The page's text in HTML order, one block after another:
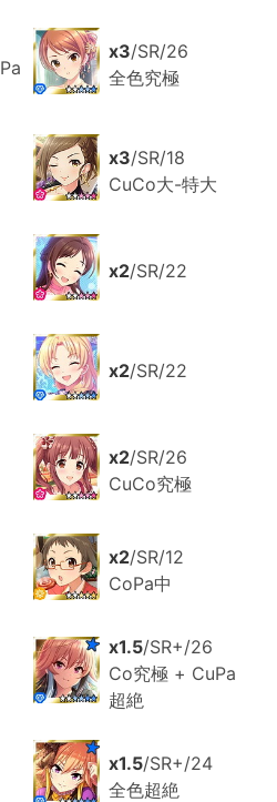
x3/SR/26
全色究極
x3/SR/18
CuCo大-特大
x2/SR/22
x2/SR/22
x2/SR/26
CuCo究極
x2/SR/12
CoPa中
x1.5/SR+/26
Co究極 + CuPa
超絶
x1.5/SR+/24
全色超絶